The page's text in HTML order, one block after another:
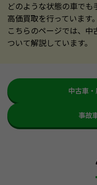
どのような状態の車で
高価買取を行っています。
こちらのページでは、
ついて解説しています。
中古車
事故